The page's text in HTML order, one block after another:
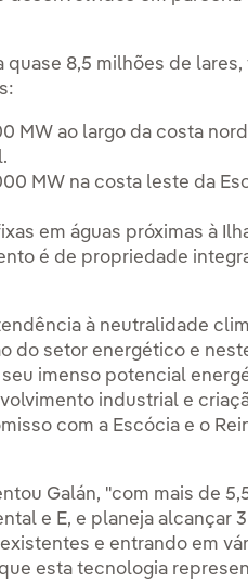
8,5 milhões de lares,
MW ao largo da costa
MW na costa leste da
em águas próximas à
é de propriedade
à neutralidade
do setor energético e
imenso potencial
industrial e
com a Escócia e o
Galán, "com mais de
e E, e planeja alcançar
e entrando em
esta tecnologia